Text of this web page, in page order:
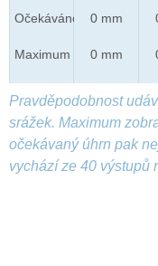
Očekáváno
Maximum
0 mm
0 mm
Pravděpodobnost
srážek. Maximum
očekávaný úhrn pak
vychází ze 40 výstupů